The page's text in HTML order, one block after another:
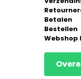
Betalen
Bestellen
Webshop